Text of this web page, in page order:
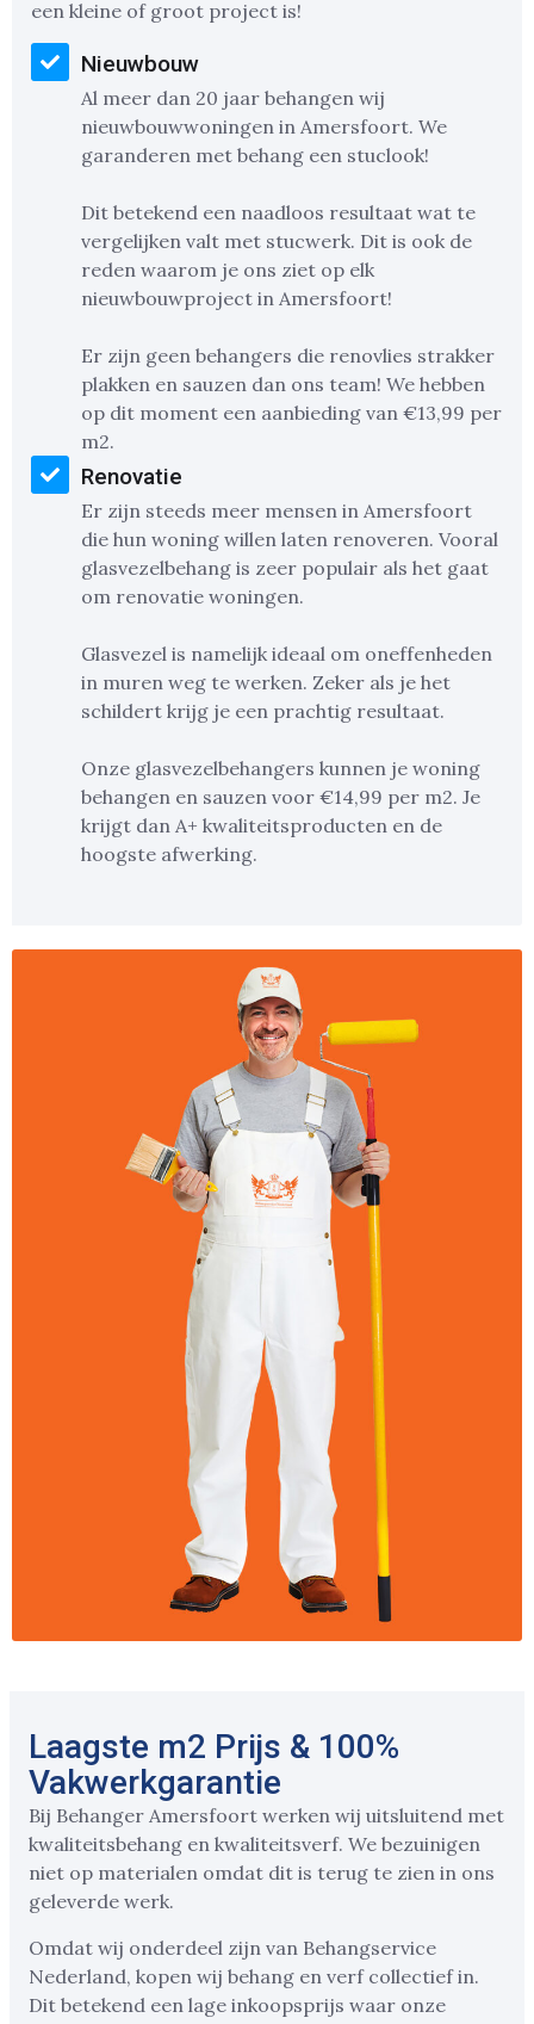
een kleine of groot project is!
Nieuwbouw
Al meer dan 20 jaar behangen wij
nieuwbouwwoningen in Amersfoort. We
garanderen met behang een stuclook!
Dit betekend een naadloos resultaat wat te
vergelijken valt met stucwerk. Dit is ook de
reden waarom je ons ziet op elk
nieuwbouwproject in Amersfoort!
Er zijn geen behangers die renovlies strakker
plakken en sauzen dan ons team! We hebben
op dit moment een aanbieding van €13,99 per
m2.
Renovatie
Er zijn steeds meer mensen in Amersfoort
die hun woning willen laten renoveren. Vooral
glasvezelbehang is zeer populair als het gaat
om renovatie woningen.
Glasvezel is namelijk ideaal om oneffenheden
in muren weg te werken. Zeker als je het
schildert krijg je een prachtig resultaat.
Onze glasvezelbehangers kunnen je woning
behangen en sauzen voor €14,99 per m2. Je
krijgt dan A+ kwaliteitsproducten en de
hoogste afwerking.
Laagste m2 Prijs & 100%
Vakwerkgarantie
Bij Behanger Amersfoort werken wij uitsluitend met
kwaliteitsbehang en kwaliteitsverf. We bezuinigen
niet op materialen omdat dit is terug te zien in ons
geleverde werk.
Omdat wij onderdeel zijn van Behangservice
Nederland, kopen wij behang en verf collectief in.
Dit betekend een lage inkoopsprijs waar onze